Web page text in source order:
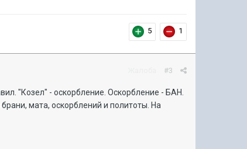
5 1
#3
"Козел" - оскорбление. Оскорбление - БАН.
мата, оскорблений и политоты. На